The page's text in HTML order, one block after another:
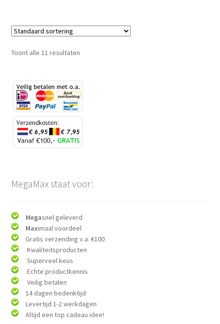
Toont alle 11 resultaten
MegaMax staat voor:
Megasnel geleverd
Maximaal voordeel
Gratis verzending v.a. €100
Kwaliteitsproducten
Superveel keus
Echte productkennis
Veilig betalen
14 dagen bedenktijd
Levertijd 1-2 werkdagen
Altijd een top cadeau idee!